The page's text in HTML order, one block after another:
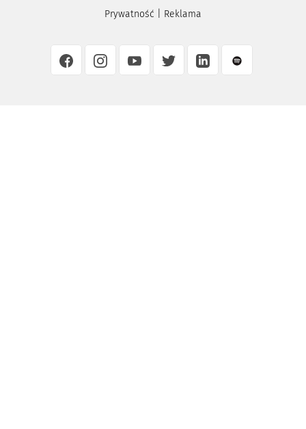
Prywatność
Reklama